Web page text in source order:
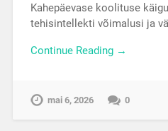
Kahepäevase koolituse
tehisintellekti võimalusi ja
Continue Reading →
mai 6, 2026 0